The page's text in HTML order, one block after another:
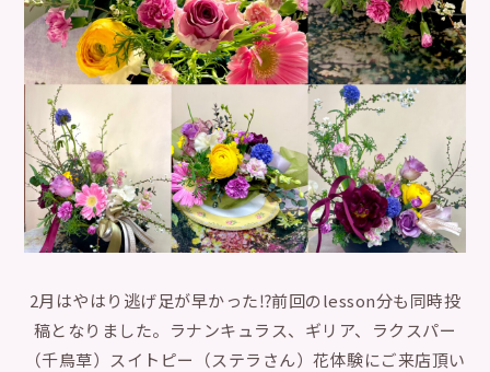
2月はやはり逃げ足が早かった⁉︎前回のlesson分も同時投
稿となりました。ラナンキュラス、ギリア、ラクスパー
（千鳥草）スイトピー（ステラさん）花体験にご来店頂い